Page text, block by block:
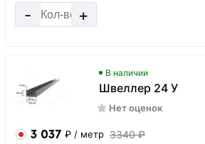
- +
В наличии
Швеллер 24 У
Нет оценок
3 037 ₽ / метр 3340 ₽